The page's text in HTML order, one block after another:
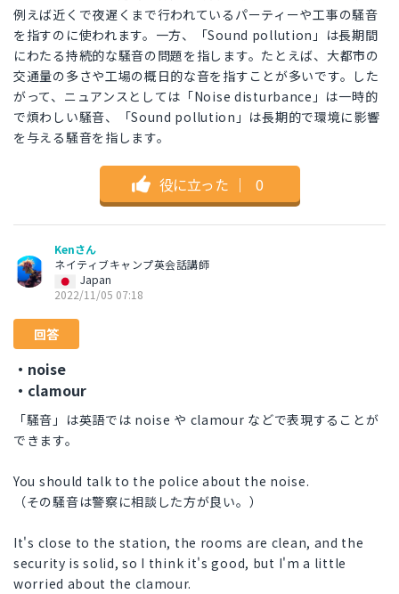
例えば近くで夜遅くまで行われているパーティーや工事の騒音
を指すのに使われます。一方、「Sound pollution」は長期間
にわたる持続的な騒音の問題を指します。たとえば、大都市の
交通量の多さや工場の概日的な音を指すことが多いです。した
がって、ニュアンスとしては「Noise disturbance」は一時的
で煩わしい騒音、「Sound pollution」は長期的で環境に影響
を与える騒音を指します。
役に立った ｜ 0
Kenさん
ネイティブキャンプ英会話講師
Japan
2022/11/05 07:18
回答
・noise
・clamour
「騒音」は英語では noise や clamour などで表現することが
できます。
You should talk to the police about the noise.
（その騒音は警察に相談した方が良い。）
It's close to the station, the rooms are clean, and the
security is solid, so I think it's good, but I'm a little
worried about the clamour.